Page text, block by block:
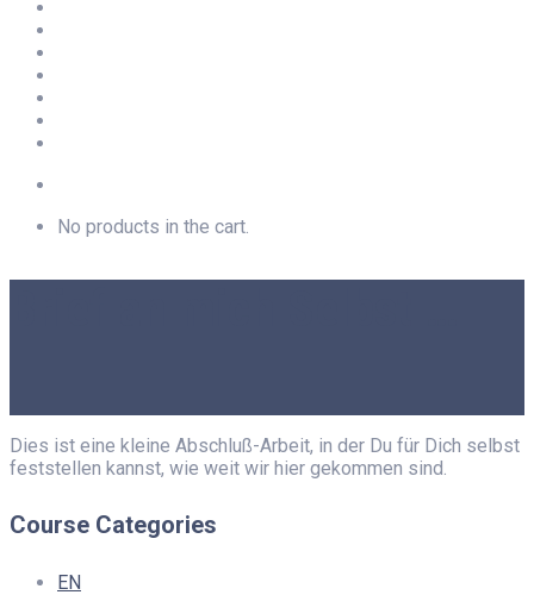
No products in the cart.
Dies ist eine kleine Abschluß-Arbeit, in der Du für Dich selbst
feststellen kannst, wie weit wir hier gekommen sind.
Course Categories
EN